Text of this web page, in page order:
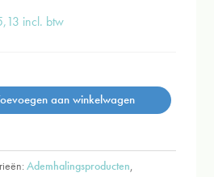
incl. btw
aan winkelwagen
Ademhalingsproducten,